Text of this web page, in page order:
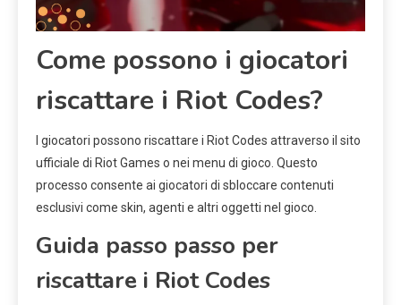
Come possono i giocatori
riscattare i Riot Codes?
I giocatori possono riscattare i Riot Codes attraverso il sito
ufficiale di Riot Games o nei menu di gioco. Questo
processo consente ai giocatori di sbloccare contenuti
esclusivi come skin, agenti e altri oggetti nel gioco.
Guida passo passo per
riscattare i Riot Codes